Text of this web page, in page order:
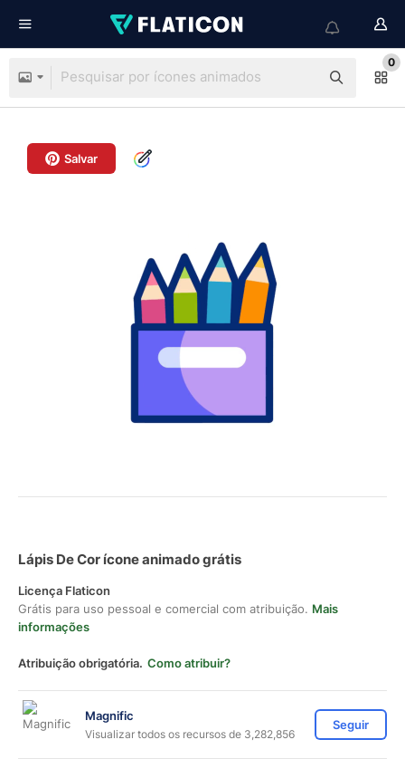
0
Salvar
Lápis De Cor ícone animado grátis
Licença Flaticon
Grátis para uso pessoal e comercial com atribuição. Mais
informações
Atribuição obrigatória. Como atribuir?
Magnific
Visualizar todos os recursos de 3,282,856
Seguir